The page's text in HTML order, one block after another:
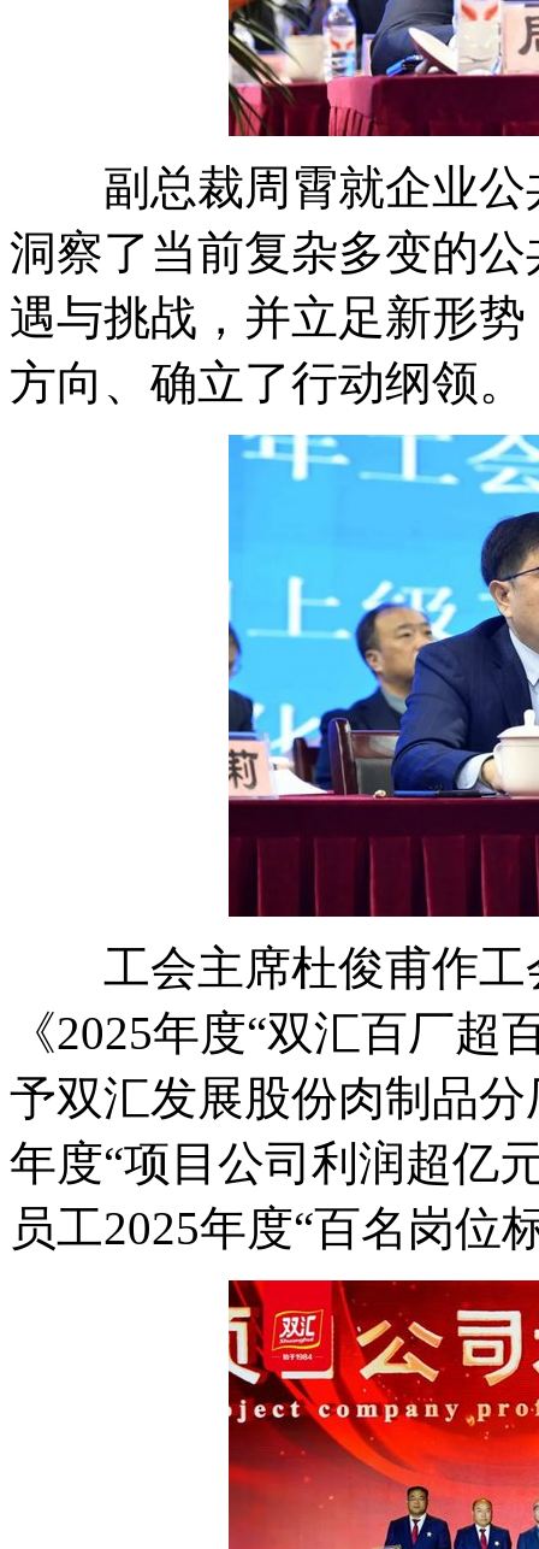
副总裁周霄就企业公
洞察了当前复杂多变的
遇与挑战，并立足新形
方向、确立了行动纲领。
工会主席杜俊甫作工
《2025年度“双汇百厂
予双汇发展股份肉制品
年度“项目公司利润超亿
员工2025年度“百名岗位